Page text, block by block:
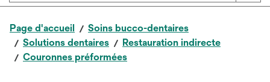
Page d'accueil
Soins bucco-dentaires
Solutions dentaires
Restauration indirecte
Couronnes préformées